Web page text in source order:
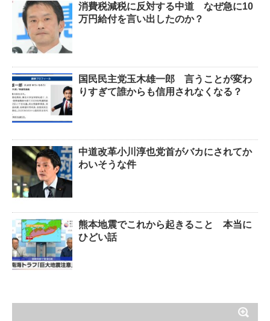
消費税減税に反対する中道 なぜ急に10
万円給付を言い出したのか？
国民民主党玉木雄一郎 言うことが変わ
りすぎて誰からも信用されなくなる？
中道改革小川淳也党首がバカにされてか
わいそうな件
熊本地震でこれから起きること 本当に
ひどい話